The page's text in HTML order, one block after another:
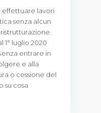
effettuare lavori
senza alcun
1° luglio 2020
entrare in
e alla
o cessione del
su cosa